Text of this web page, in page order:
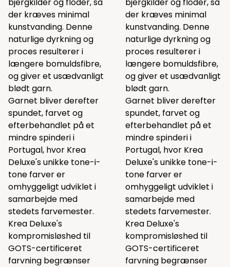
der kræves minimal
kunstvanding. Denne
naturlige dyrkning og
proces resulterer i
længere bomuldsfibre,
og giver et usædvanligt
blødt garn.
Garnet bliver derefter
spundet, farvet og
efterbehandlet på et
mindre spinderi i
Portugal, hvor Krea
Deluxe's unikke tone-i-
tone farver er
omhyggeligt udviklet i
samarbejde med
stedets farvemester.
Krea Deluxe's
kompromisløshed til
GOTS-certificeret
farvning begrænser
der kræves minimal
kunstvanding. Denne
naturlige dyrkning og
proces resulterer i
længere bomuldsfibre,
og giver et usædvanligt
blødt garn.
Garnet bliver derefter
spundet, farvet og
efterbehandlet på et
mindre spinderi i
Portugal, hvor Krea
Deluxe's unikke tone-i-
tone farver er
omhyggeligt udviklet i
samarbejde med
stedets farvemester.
Krea Deluxe's
kompromisløshed til
GOTS-certificeret
farvning begrænser